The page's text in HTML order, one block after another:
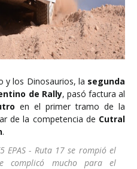
y los Dinosaurios, la segunda
de Rally, pasó factura al
en el primer tramo de la
de la competencia de Cutral
.
EPAS - Ruta 17 se rompió el
complicó mucho para el